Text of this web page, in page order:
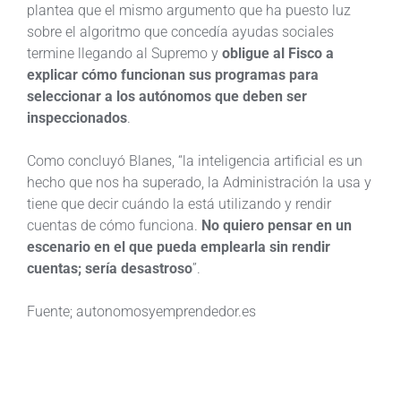
plantea que el mismo argumento que ha puesto luz
sobre el algoritmo que concedía ayudas sociales
termine llegando al Supremo y obligue al Fisco a
explicar cómo funcionan sus programas para
seleccionar a los autónomos que deben ser
inspeccionados.
Como concluyó Blanes, “la inteligencia artificial es un
hecho que nos ha superado, la Administración la usa y
tiene que decir cuándo la está utilizando y rendir
cuentas de cómo funciona. No quiero pensar en un
escenario en el que pueda emplearla sin rendir
cuentas; sería desastroso”.
Fuente; autonomosyemprendedor.es